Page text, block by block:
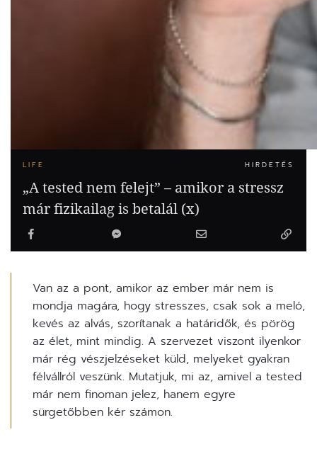
LIFE HIRDETÉS
„A tested nem felejt” – amikor a stressz
már fizikailag is betalál (x)
Van az a pont, amikor az ember már nem is
mondja magára, hogy stresszes, csak sok a meló,
kevés az alvás, szorítanak a határidők, és pörög
az élet, mint mindig. A szervezet viszont ilyenkor
már rég vészjelzéseket küld, melyeket gyakran
félvállról veszünk. Mutatjuk, mi az, amivel a tested
már nem finoman jelez, hanem egyre
sürgetőbben kér számon.